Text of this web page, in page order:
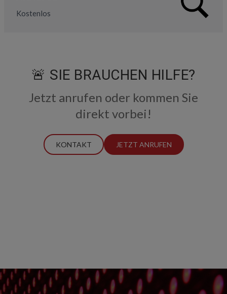
Kostenlos
🚨 SIE BRAUCHEN HILFE?
Jetzt anrufen oder kommen Sie
direkt vorbei!
KONTAKT JETZT ANRUFEN